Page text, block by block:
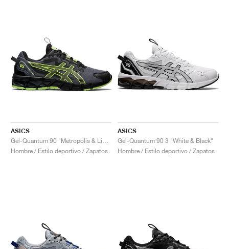
ASICS
Hombre / Estilo deportivo / Zapatos
ASICS
Gel-Quantum 90 3 "White & Black"
Hombre / Estilo deportivo / Zapatos